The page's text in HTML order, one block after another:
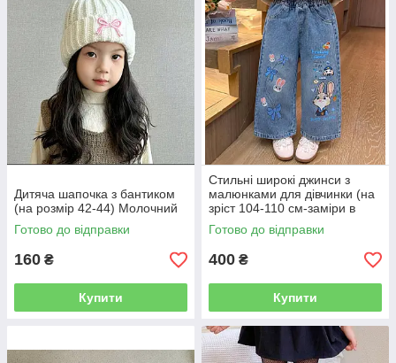
Дитяча шапочка з бантиком
(на розмір 42-44) Молочний
Готово до відправки
160 ₴
Купити
Стильні широкі джинси з
малюнками для дівчинки (на
зріст 104-110 см-заміри в
описі)
Готово до відправки
400 ₴
Купити